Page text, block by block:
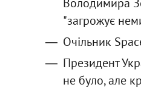
Володимира
"загрожує
Очільник
Президент
не було, але